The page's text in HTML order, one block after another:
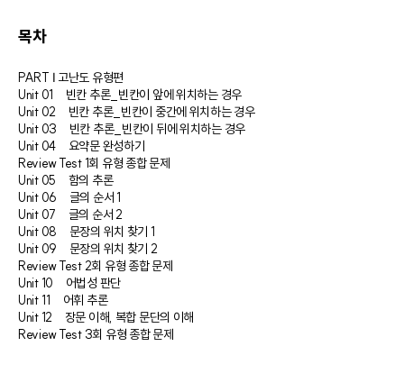
목차
PART Ⅰ 고난도 유형편
Unit 01 빈칸 추론_빈칸이 앞에 위치하는 경우
Unit 02 빈칸 추론_빈칸이 중간에 위치하는 경우
Unit 03 빈칸 추론_빈칸이 뒤에 위치하는 경우
Unit 04 요약문 완성하기
Review Test 1회 유형 종합 문제
Unit 05 함의 추론
Unit 06 글의 순서 1
Unit 07 글의 순서 2
Unit 08 문장의 위치 찾기 1
Unit 09 문장의 위치 찾기 2
Review Test 2회 유형 종합 문제
Unit 10 어법성 판단
Unit 11 어휘 추론
Unit 12 장문 이해, 복합 문단의 이해
Review Test 3회 유형 종합 문제